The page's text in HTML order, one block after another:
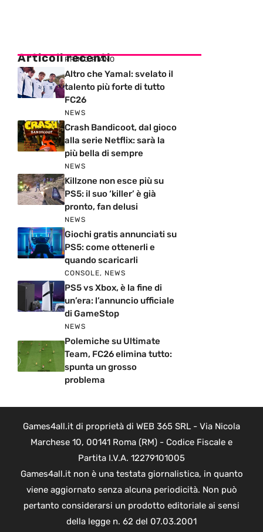
Articoli recenti
PRIMO PIANO
Altro che Yamal: svelato il
talento più forte di tutto
FC26
NEWS
Crash Bandicoot, dal gioco
alla serie Netflix: sarà la
più bella di sempre
NEWS
Killzone non esce più su
PS5: il suo ‘killer’ è già
pronto, fan delusi
NEWS
Giochi gratis annunciati su
PS5: come ottenerli e
quando scaricarli
CONSOLE, NEWS
PS5 vs Xbox, è la fine di
un’era: l’annuncio ufficiale
di GameStop
NEWS
Polemiche su Ultimate
Team, FC26 elimina tutto:
spunta un grosso
problema
Games4all.it di proprietà di WEB 365 SRL - Via Nicola
Marchese 10, 00141 Roma (RM) - Codice Fiscale e
Partita I.V.A. 12279101005
Games4all.it non è una testata giornalistica, in quanto
viene aggiornato senza alcuna periodicità. Non può
pertanto considerarsi un prodotto editoriale ai sensi
della legge n. 62 del 07.03.2001